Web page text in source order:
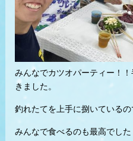
みんなでカツオパーティー！
きました。
釣れたてを上手に捌いているの
みんなで食べるのも最高でした